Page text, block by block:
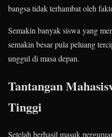
bangsa tidak terhambat oleh
Semakin banyak siswa yang
semakin besar pula peluang
unggul di masa depan.
Tantangan
Tinggi
Setelah berhasil masuk